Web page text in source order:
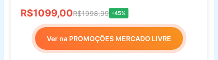
R$1099,00R$1998,99 -45%
Ver na PROMOÇÕES MERCADO LIVRE